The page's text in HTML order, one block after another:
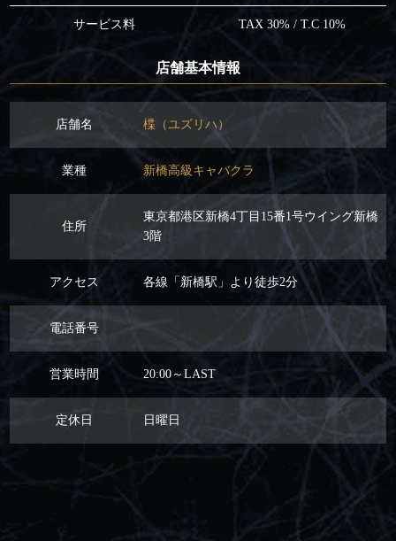
サービス料 TAX 30% / T.C 10%
店舗基本情報
店舗名 楪（ユズリハ）
業種 新橋高級キャバクラ
住所
東京都港区新橋4丁目15番1号ウイング新橋
3階
アクセス 各線「新橋駅」より徒歩2分
電話番号
営業時間 20:00～LAST
定休日 日曜日